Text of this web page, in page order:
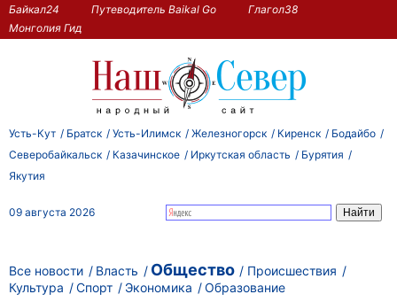
Байкал24 Путеводитель Baikal Go
Глагол38
Монголия Гид
Усть-Кут Братск Усть-Илимск Железногорск Киренск
Бодайбо
Северобайкальск
Казачинское Иркутская область
Бурятия
Якутия
09 августа 2026
Все новости Власть Общество
Происшествия
Культура
Спорт Экономика Образование